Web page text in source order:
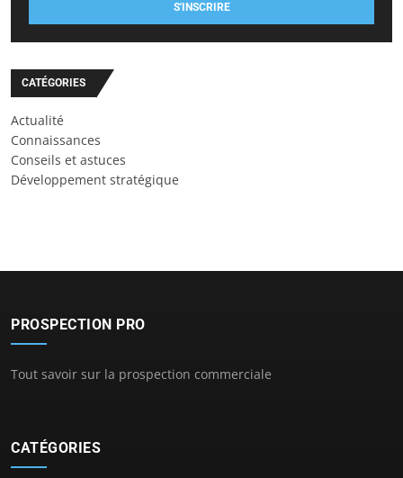
S'INSCRIRE
CATÉGORIES
Actualité
Connaissances
Conseils et astuces
Développement stratégique
PROSPECTION PRO
Tout savoir sur la prospection commerciale
CATÉGORIES